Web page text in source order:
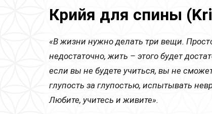
Крийя для спины
«В жизни нужно делать три вещи.
недостаточно, жить – этого будет
если вы не будете учиться, вы не
глупость за глупостью, испытывать
Любите, учитесь и живите».